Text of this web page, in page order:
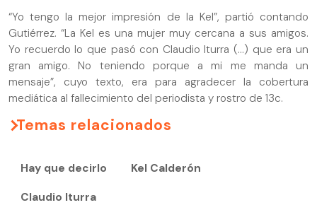
“Yo tengo la mejor impresión de la Kel”, partió contando
Gutiérrez. “La Kel es una mujer muy cercana a sus amigos.
Yo recuerdo lo que pasó con Claudio Iturra (...) que era un
gran amigo. No teniendo porque a mi me manda un
mensaje”, cuyo texto, era para agradecer la cobertura
mediática al fallecimiento del periodista y rostro de 13c.
Temas relacionados
Hay que decirlo Kel Calderón
Claudio Iturra